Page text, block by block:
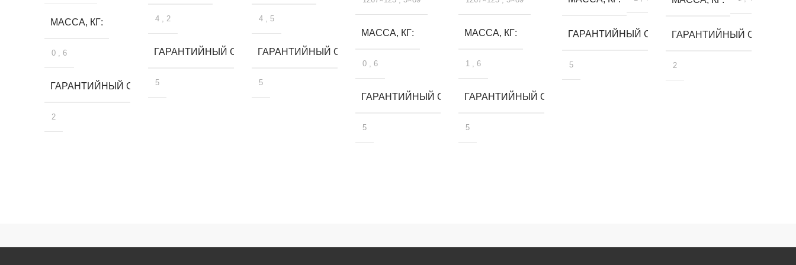
МАССА, КГ
0 , 6
ГАРАНТИЙНЫЙ СРОК, ЛЕТ
2
4 2
ГАРАНТИЙНЫЙ СРОК, ЛЕТ
5
4 5
ГАРАНТИЙНЫЙ СРОК, ЛЕТ
5
МАССА, КГ
0 6
ГАРАНТИЙНЫЙ СРОК, ЛЕТ
5
МАССА, КГ
1 ,6
ГАРАНТИЙНЫЙ СРОК, ЛЕТ
5
ГАРАНТИЙНЫЙ СРОК, ЛЕТ
5
ГАРАНТИЙНЫЙ СРОК,
2